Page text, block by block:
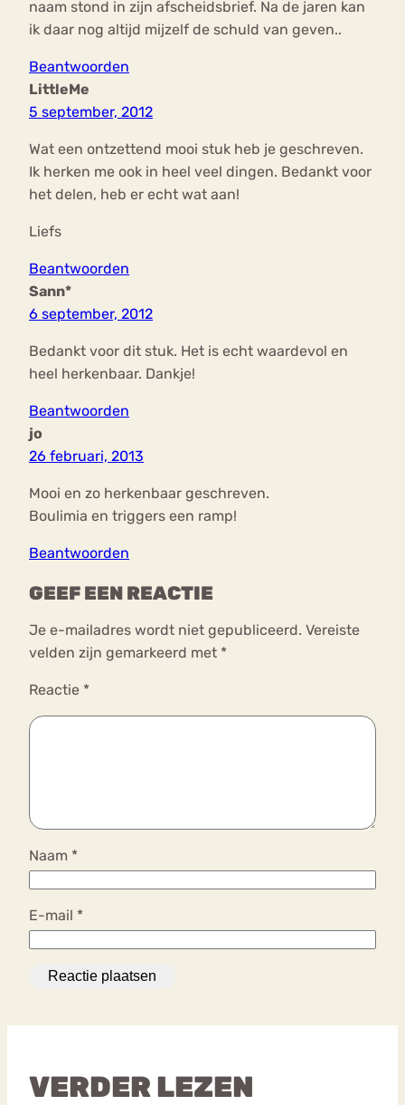
naam stond in zijn afscheidsbrief. Na de jaren kan
ik daar nog altijd mijzelf de schuld van geven..
Beantwoorden
LittleMe
5 september, 2012
Wat een ontzettend mooi stuk heb je geschreven.
Ik herken me ook in heel veel dingen. Bedankt voor
het delen, heb er echt wat aan!
Liefs
Beantwoorden
Sann*
6 september, 2012
Bedankt voor dit stuk. Het is echt waardevol en
heel herkenbaar. Dankje!
Beantwoorden
jo
26 februari, 2013
Mooi en zo herkenbaar geschreven.
Boulimia en triggers een ramp!
Beantwoorden
GEEF EEN REACTIE
Je e-mailadres wordt niet gepubliceerd. Vereiste
velden zijn gemarkeerd met *
Reactie *
Naam *
E-mail *
VERDER LEZEN